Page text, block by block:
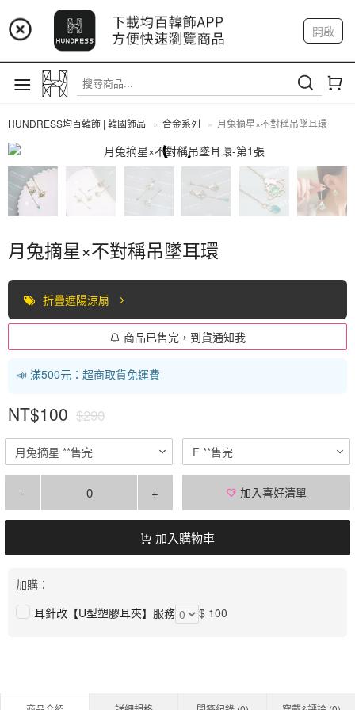
📢 市集預告：9/4-9/6 淡水捷運站
📢 市集預告：9/12-9/13 八里海巡基地
📢 市集預告：8/22-8/23 桃園青埔置地廣場
開啟
註冊 我的帳戶
HUNDRESS均百韓飾 | 韓國飾品 合金系列 月兔摘星×不對稱吊墜耳環
月兔摘星×不對稱吊墜耳環
折疊遮陽涼扇
商品已售完，到貨通知我
📣 滿500元：超商取貨免運費
NT$100 $290
月兔摘星 **售完 F **售完
- + 加入喜好清單
加入購物車
加購：
耳針改【U型塑膠耳夾】服務
$ 100